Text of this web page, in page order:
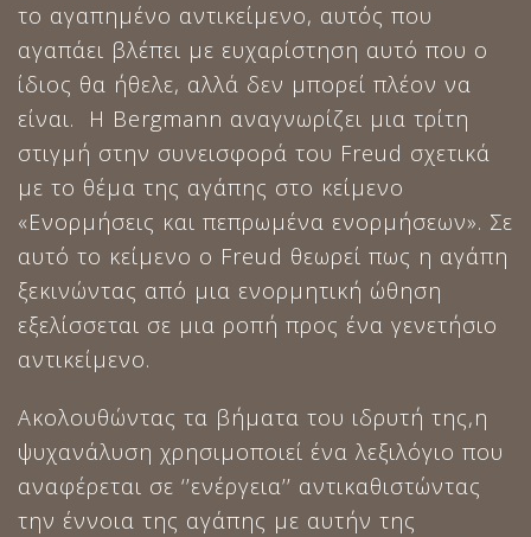
το αγαπημένο αντικείμενο, αυτός που
αγαπάει βλέπει με ευχαρίστηση αυτό που ο
ίδιος θα ήθελε, αλλά δεν μπορεί πλέον να
είναι. Η Bergmann αναγνωρίζει μια τρίτη
στιγμή στην συνεισφορά του Freud σχετικά
με το θέμα της αγάπης στο κείμενο
«Ενορμήσεις και πεπρωμένα ενορμήσεων». Σε
αυτό το κείμενο ο Freud θεωρεί πως η αγάπη
ξεκινώντας από μια ενορμητική ώθηση
εξελίσσεται σε μια ροπή προς ένα γενετήσιο
αντικείμενο.
Ακολουθώντας τα βήματα του ιδρυτή της,η
ψυχανάλυση χρησιμοποιεί ένα λεξιλόγιο που
αναφέρεται σε ‘’ενέργεια’’ αντικαθιστώντας
την έννοια της αγάπης με αυτήν της